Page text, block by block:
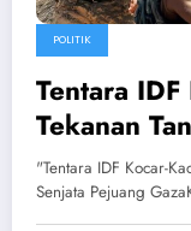
POLITIK
Tentara
Tekanan
Pejuang
"Tentara IDF Kocar-
Senjata Pejuang